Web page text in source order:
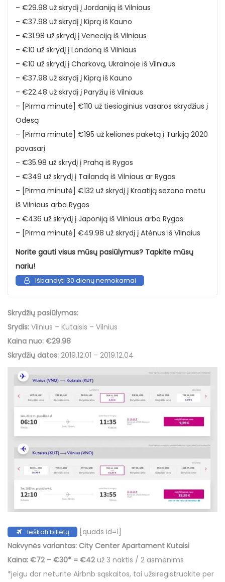
– €29.98 už skrydį į Jordaniją iš Vilniaus
– €37.98 už skrydį į Kiprą iš Kauno
– €31.98 už skrydį į Veneciją iš Vilniaus
– €10 už skrydį į Londoną iš Vilniaus
– €10 už skrydį į Charkovą, Ukrainoje iš Vilniaus
– €37.98 už skrydį į Kiprą iš Kauno
– €22.48 už skrydį į Paryžių iš Vilniaus
– [Pirma minutė] €110 už tiesioginius vasaros skrydžius į
Odesą
– [Pirma minutė] €195 už kelionės paketą į Turkiją 2020
pavasarį
– €35.98 už skrydį į Prahą iš Rygos
– €349 už skrydį į Tailandą iš Vilniaus ar Rygos
– [Pirma minutė] €132 už skrydį į Kroatiją sezono metu
iš Vilniaus arba Rygos
– €436 už skrydį į Japoniją iš Vilniaus arba Rygos
– [Pirma minutė] €49.98 už skrydį į Atėnus iš Vilnaius
Norite gauti visus mūsų pasiūlymus? Tapkite mūsų
nariu!
Išbandyti 30 dienų nemokamai
Skrydžių pasiūlymas:
Srydis: Vilnius – Kutaisis – Vilnius
Kaina nuo: €29.98
Skrydžių datos: 2019.12.01 – 2019.12.04
Ieškoti bilietų
[quads id=1]
Nakvynės variantas: City Center Apartament Kutaisi
Kaina: €72 – €30* = €42už 3 naktis / 2 asmenims
*jeigu dar neturite Airbnb sąskaitos, tai užsiregistruokite per